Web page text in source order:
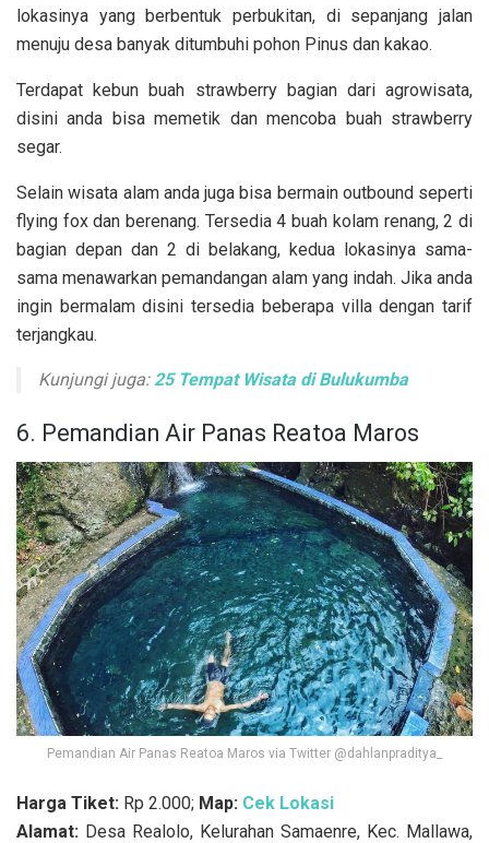
lokasinya yang berbentuk perbukitan, di sepanjang jalan
menuju desa banyak ditumbuhi pohon Pinus dan kakao.
Terdapat kebun buah strawberry bagian dari agrowisata,
disini anda bisa memetik dan mencoba buah strawberry
segar.
Selain wisata alam anda juga bisa bermain outbound seperti
flying fox dan berenang. Tersedia 4 buah kolam renang, 2 di
bagian depan dan 2 di belakang, kedua lokasinya sama-
sama menawarkan pemandangan alam yang indah. Jika anda
ingin bermalam disini tersedia beberapa villa dengan tarif
terjangkau.
Kunjungi juga: 25 Tempat Wisata di Bulukumba
6. Pemandian Air Panas Reatoa Maros
Pemandian Air Panas Reatoa Maros via Twitter @dahlanpraditya_
Harga Tiket: Rp 2.000; Map: Cek Lokasi
Alamat: Desa Realolo, Kelurahan Samaenre, Kec. Mallawa,